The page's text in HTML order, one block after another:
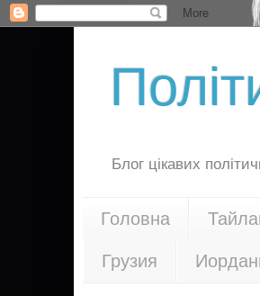
Блог цікавих
Головна
Грузия